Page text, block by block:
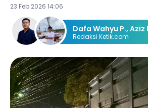
23 Feb 2026 14:06
Dafa Wahyu P., Aziz
Redaksi Ketik.com